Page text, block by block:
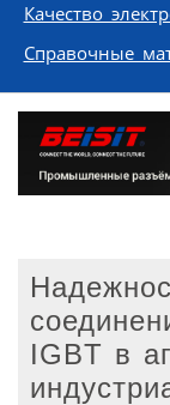
Качество
Справочные
IGBT в